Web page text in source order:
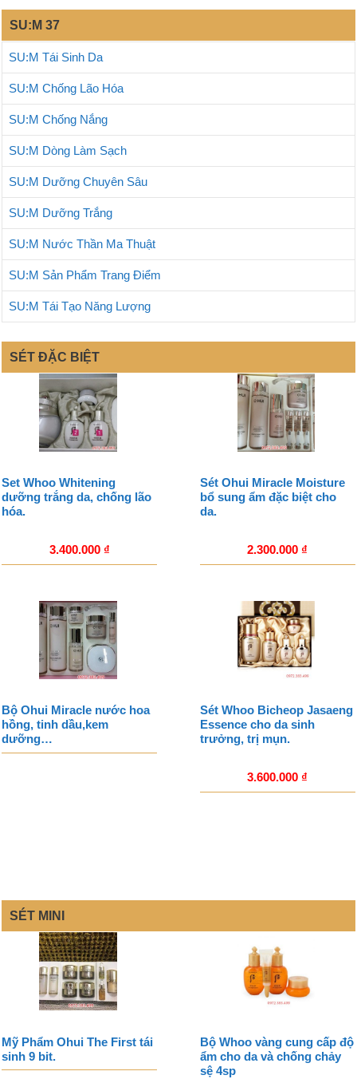
SU:M 37
SU:M Tái Sinh Da
SU:M Chống Lão Hóa
SU:M Chống Nắng
SU:M Dòng Làm Sạch
SU:M Dưỡng Chuyên Sâu
SU:M Dưỡng Trắng
SU:M Nước Thần Ma Thuật
SU:M Sản Phẩm Trang Điểm
SU:M Tái Tạo Năng Lượng
SÉT ĐẶC BIỆT
Set Whoo Whitening
dưỡng trắng da, chống lão
hóa.
3.400.000 ₫
Sét Ohui Miracle Moisture
bổ sung ẩm đặc biệt cho
da.
2.300.000 ₫
Bộ Ohui Miracle nước hoa
hồng, tinh dầu,kem
dưỡng…
Sét Whoo Bicheop Jasaeng
Essence cho da sinh
trưởng, trị mụn.
3.600.000 ₫
SÉT MINI
Mỹ Phẩm Ohui The First tái
sinh 9 bit.
Bộ Whoo vàng cung cấp độ
ẩm cho da và chống chảy
sệ 4sp